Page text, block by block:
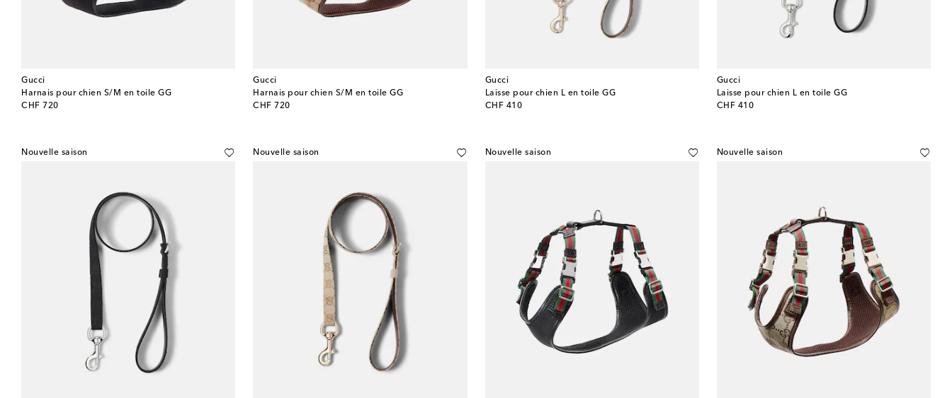
Gucci
Harnais pour chien S/M en toile GG
CHF 720
original price
Gucci
Harnais pour chien S/M en toile GG
CHF 720
original price
Gucci
Laisse pour chien L en toile GG
CHF 410
original price
Gucci
Laisse pour chien L en toile GG
CHF 410
original price
Nouvelle saison Nouvelle saison Nouvelle saison Nouvelle saison